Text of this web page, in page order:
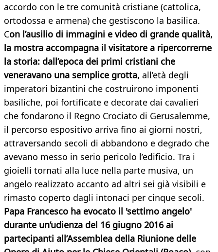
accordo con le tre comunità cristiane (cattolica,
ortodossa e armena) che gestiscono la basilica.
Con l’ausilio di immagini e video di grande qualità,
la mostra accompagna il visitatore a ripercorrerne
la storia: dall’epoca dei primi cristiani che
veneravano una semplice grotta, all’età degli
imperatori bizantini che costruirono imponenti
basiliche, poi fortificate e decorate dai cavalieri
che fondarono il Regno Crociato di Gerusalemme,
il percorso espositivo arriva fino ai giorni nostri,
attraversando secoli di abbandono e degrado che
avevano messo in serio pericolo l’edificio. Tra i
gioielli tornati alla luce nella parte musiva, un
angelo realizzato accanto ad altri sei già visibili e
rimasto coperto dagli intonaci per cinque secoli.
Papa Francesco ha evocato il 'settimo angelo'
durante un’udienza del 16 giugno 2016 ai
partecipanti all’Assemblea della Riunione delle